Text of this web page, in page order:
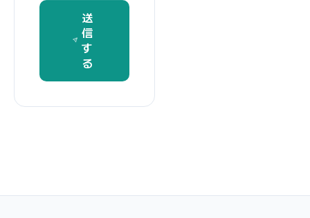
送
信
す
る